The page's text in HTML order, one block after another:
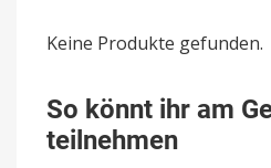
Keine Produkte gefunden.
So könnt ihr am
teilnehmen